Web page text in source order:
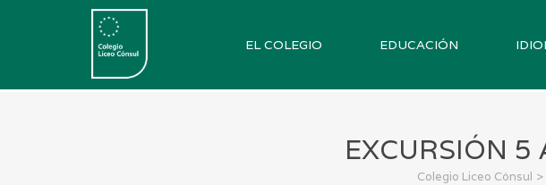
EL COLEGIO EDUCACIÓN
EXCURSIÓN 5
Colegio Liceo Cónsul >